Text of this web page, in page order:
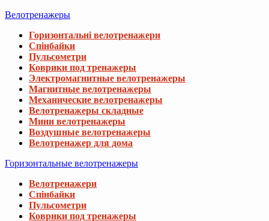
Велотренажеры
Горизонтальні велотренажери
Спінбайки
Пульсометри
Коврики под тренажеры
Электромагнитные велотренажеры
Магнитные велотренажеры
Механические велотренажеры
Велотренажеры складные
Мини велотренажеры
Воздушные велотренажеры
Велотренажер для дома
Горизонтальные велотренажеры
Велотренажери
Спінбайки
Пульсометри
Коврики под тренажеры